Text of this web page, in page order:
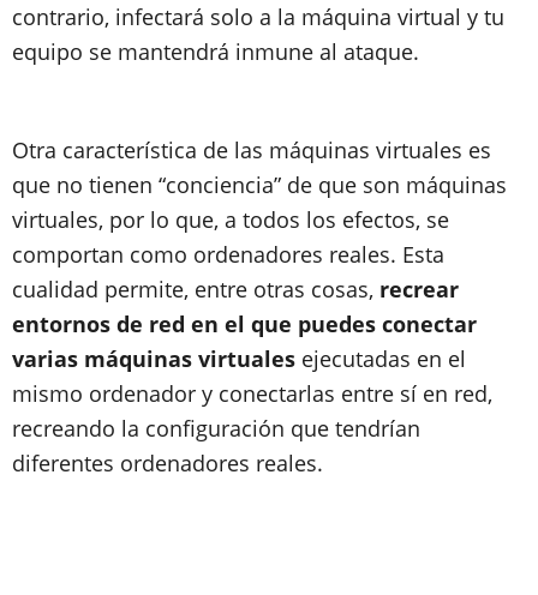
contrario, infectará solo a la máquina virtual y tu
equipo se mantendrá inmune al ataque.
Otra característica de las máquinas virtuales es
que no tienen “conciencia” de que son máquinas
virtuales, por lo que, a todos los efectos, se
comportan como ordenadores reales. Esta
cualidad permite, entre otras cosas, recrear
entornos de red en el que puedes conectar
varias máquinas virtuales ejecutadas en el
mismo ordenador y conectarlas entre sí en red,
recreando la configuración que tendrían
diferentes ordenadores reales.